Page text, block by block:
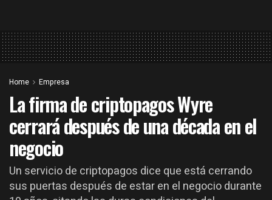
Home Empresa
La firma de criptopagos Wyre
cerrará después de una década en el
negocio
Un servicio de criptopagos dice que está cerrando
sus puertas después de estar en el negocio durante